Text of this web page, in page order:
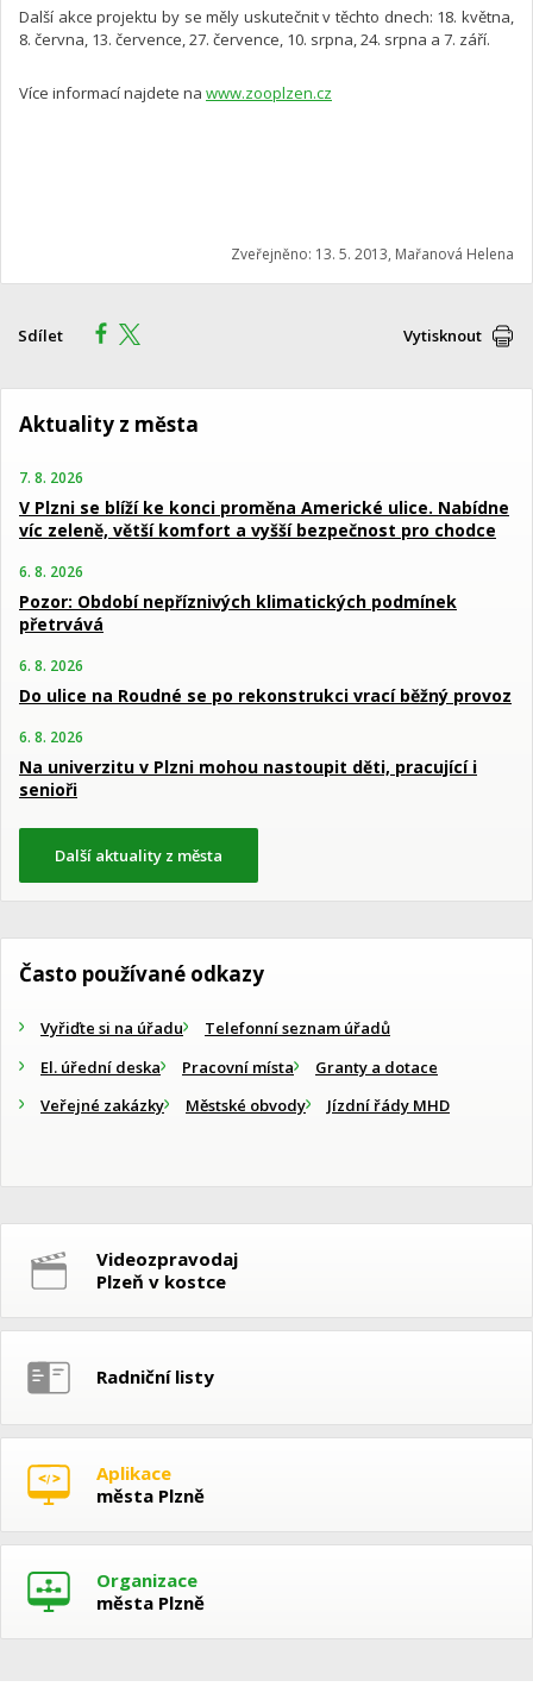
Další akce projektu by se měly uskutečnit v těchto dnech: 18. května,
8. června, 13. července, 27. července, 10. srpna, 24. srpna a 7. září.
Více informací najdete na www.zooplzen.cz
Zveřejněno: 13. 5. 2013, Mařanová Helena
Sdílet Vytisknout
Aktuality z města
7. 8. 2026
V Plzni se blíží ke konci proměna Americké ulice. Nabídne
víc zeleně, větší komfort a vyšší bezpečnost pro chodce
6. 8. 2026
Pozor: Období nepříznivých klimatických podmínek
přetrvává
6. 8. 2026
Do ulice na Roudné se po rekonstrukci vrací běžný provoz
6. 8. 2026
Na univerzitu v Plzni mohou nastoupit děti, pracující i
senioři
Další aktuality z města
Často používané odkazy
Vyřiďte si na úřadu
Telefonní seznam úřadů
El. úřední deska
Pracovní místa
Granty a dotace
Veřejné zakázky
Městské obvody Jízdní řády MHD
Videozpravodaj
Plzeň v kostce
Radniční listy
Aplikace
města Plzně
Organizace
města Plzně